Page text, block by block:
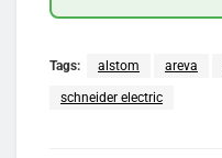
Tags: alstom areva
schneider electric